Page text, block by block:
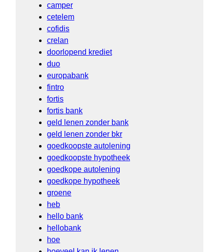
camper
cetelem
cofidis
crelan
doorlopend krediet
duo
europabank
fintro
fortis
fortis bank
geld lenen zonder bank
geld lenen zonder bkr
goedkoopste autolening
goedkoopste hypotheek
goedkope autolening
goedkope hypotheek
groene
heb
hello bank
hellobank
hoe